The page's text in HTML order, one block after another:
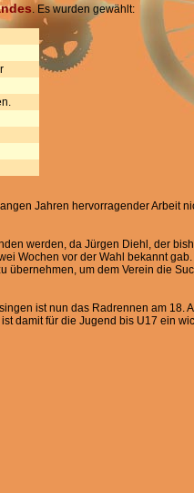
. Es wurden gewählt:
Jahren hervorragender Arbeit
werden, da Jürgen Diehl, der
Wochen vor der Wahl bekannt
übernehmen, um dem Verein die
ist nun das Radrennen am 18.
damit für die Jugend bis U17 ein